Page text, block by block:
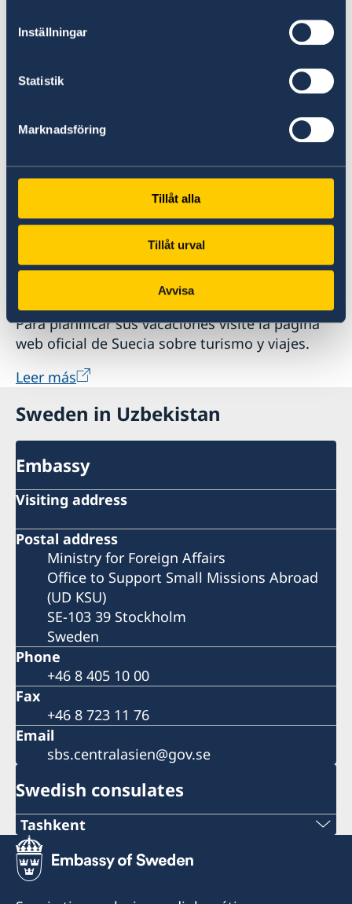
Inställningar
Statistik
Marknadsföring
Tillåt alla
Tillåt urval
Avvisa
Studyinsweden.se es un completo recurso
oficial sobre la educación superior en Suecia
para estudiantes internacionales.
¡Le damos la bienvenida a Suecia!
Para planificar sus vacaciones visite la página
web oficial de Suecia sobre turismo y viajes.
Leer más
Sweden in Uzbekistan
Embassy
Visiting address
Postal address
Ministry for Foreign Affairs
Office to Support Small Missions Abroad
(UD KSU)
SE-103 39 Stockholm
Sweden
Phone
+46 8 405 10 00
Fax
+46 8 723 11 76
Email
sbs.centralasien@gov.se
Swedish consulates
Tashkent
E-mail
sweconsulate.tashkent@gmail.com